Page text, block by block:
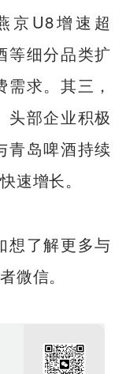
京U8增速超
等细分品类扩
求。其三，
头部企业积极
青岛啤酒持续
速增长。
想了解更多与
微信。